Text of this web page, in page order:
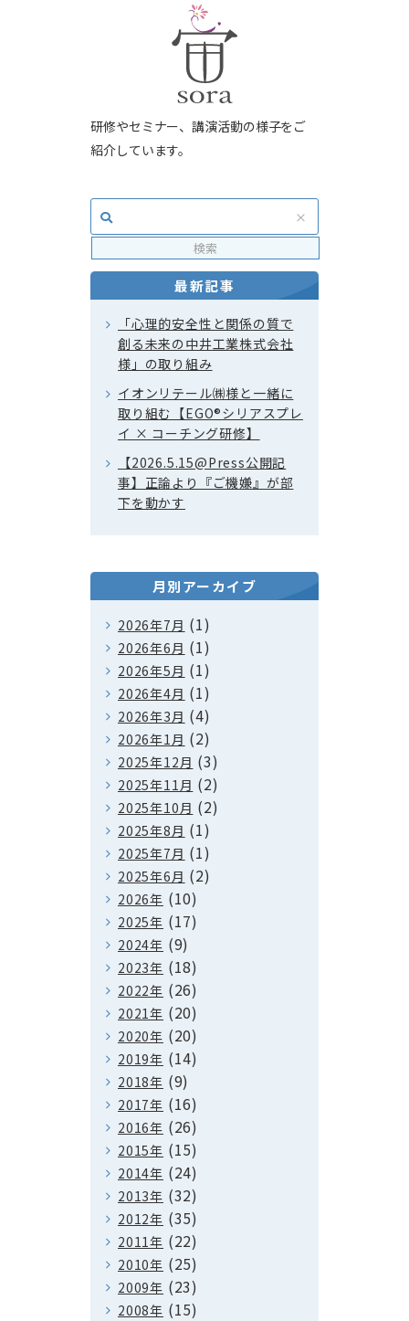
研修やセミナー、講演活動の様子をご
紹介しています。
最新記事
「心理的安全性と関係の質で
創る未来の中井工業株式会社
様」の取り組み
イオンリテール㈱様と一緒に
取り組む【EGO®シリアスプレ
イ × コーチング研修】
【2026.5.15@Press公開記
事】正論より『ご機嫌』が部
下を動かす
月別アーカイブ
2026年7月 (1)
2026年6月 (1)
2026年5月 (1)
2026年4月 (1)
2026年3月 (4)
2026年1月 (2)
2025年12月 (3)
2025年11月 (2)
2025年10月 (2)
2025年8月 (1)
2025年7月 (1)
2025年6月 (2)
2026年 (10)
2025年 (17)
2024年 (9)
2023年 (18)
2022年 (26)
2021年 (20)
2020年 (20)
2019年 (14)
2018年 (9)
2017年 (16)
2016年 (26)
2015年 (15)
2014年 (24)
2013年 (32)
2012年 (35)
2011年 (22)
2010年 (25)
2009年 (23)
2008年 (15)